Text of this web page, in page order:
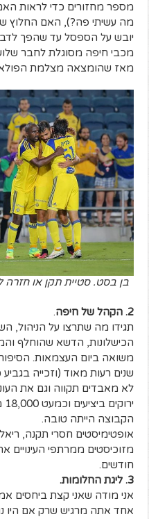
מספר מחזורים כדי לראות האם
מה עשיתי פה?), האם החלוץ
יובש על הספסל עד שהפך
מכבי חיפה מסוגלת לחבר
מאז שהומצאה מצלמת
2. הקהל של חיפה
.
תגידו מה שתרצו על הניהול,
הכישלונות, הדשא שהוחלף
שנים רעות מאוד (וזכייה
הקבוצה הייתה טובה.
אופטימיסטים חסרי תקנה,
מזוכיסטים ממרתפי
חודשים.
3. ליגת החלומות.
אני מודה שאני קצת ביחסים
אחד אתה מרגיש שרק אם היו